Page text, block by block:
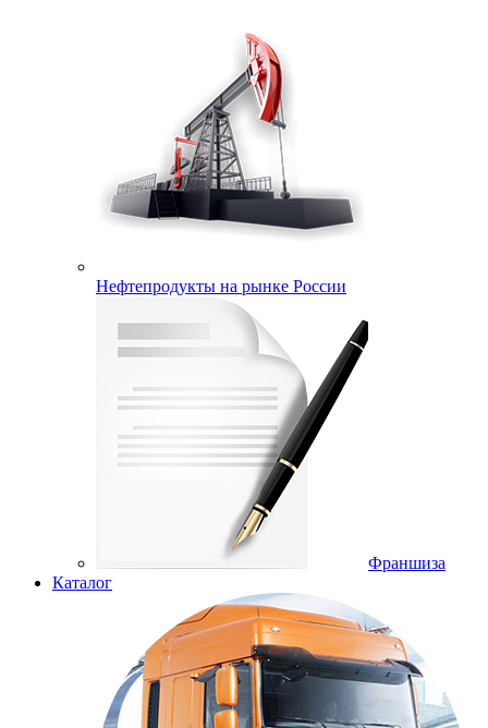
Нефтепродукты на рынке России
Франшиза
Каталог